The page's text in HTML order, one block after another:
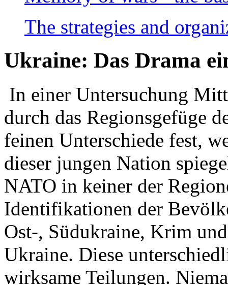
The strategies and
Ukraine: Das Drama
In einer Untersuchung
durch das Regionsgefüge
feinen Unterschiede fest,
dieser jungen Nation
NATO in keiner der
Identifikationen der
Ost-, Südukraine, Krim
Ukraine. Diese
wirksame Teilungen.